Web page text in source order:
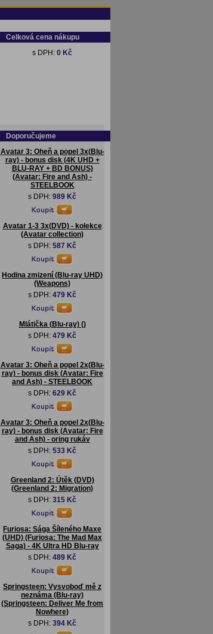
Celková cena nákupu
s DPH: 0 Kč
Doporučujeme
Avatar 3: Oheň a popel 3x(Blu-
ray) - bonus disk (4K UHD +
BLU-RAY + BD BONUS)
(Avatar: Fire and Ash) -
STEELBOOK
s DPH: 989 Kč
Avatar 1-3 3x(DVD) - kolekce
(Avatar collection)
s DPH: 587 Kč
Hodina zmizení (Blu-ray UHD)
(Weapons)
s DPH: 479 Kč
Mlátička (Blu-ray) ()
s DPH: 479 Kč
Avatar 3: Oheň a popel 2x(Blu-
ray) - bonus disk (Avatar: Fire
and Ash) - STEELBOOK
s DPH: 629 Kč
Avatar 3: Oheň a popel 2x(Blu-
ray) - bonus disk (Avatar: Fire
and Ash) - oring rukáv
s DPH: 533 Kč
Greenland 2: Útěk (DVD)
(Greenland 2: Migration)
s DPH: 315 Kč
Furiosa: Sága Šíleného Maxe
(UHD) (Furiosa: The Mad Max
Saga) - 4K Ultra HD Blu-ray
s DPH: 489 Kč
Springsteen: Vysvoboď mě z
neznáma (Blu-ray)
(Springsteen: Deliver Me from
Nowhere)
s DPH: 394 Kč